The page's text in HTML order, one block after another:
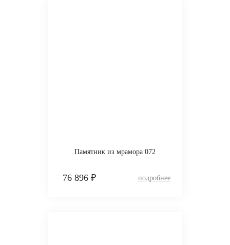
Памятник из мрамора 072
76 896 ₽